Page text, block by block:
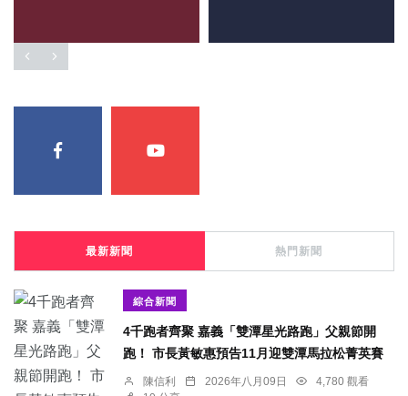
最新新聞 熱門新聞
綜合新聞
4千跑者齊聚 嘉義「雙潭星光路跑」父親節開
跑！ 市長黃敏惠預告11月迎雙潭馬拉松菁英賽
陳信利 2026年八月09日
4,780 觀看